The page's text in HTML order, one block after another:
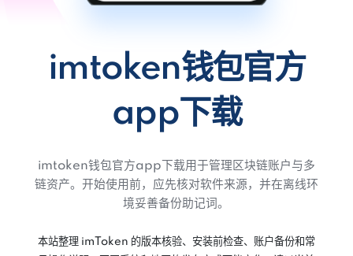
imtoken钱包官方
app下载
imtoken钱包官方app下载用于管理区块链账户与多
链资产。开始使用前，应先核对软件来源，并在离线环
境妥善备份助记词。
本站整理 imToken 的版本核验、安装前检查、账户备份和常